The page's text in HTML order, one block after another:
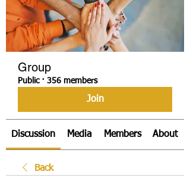
Group
Public · 356 members
Join
Discussion Media Members About
Back